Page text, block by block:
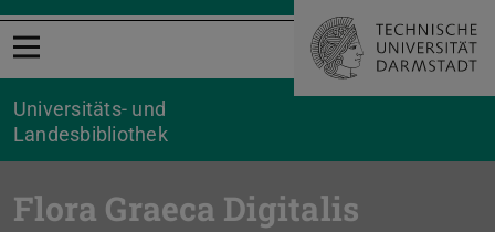
Menü öffnen
Universitäts- und
Landesbibliothek
Flora Graeca Digitalis